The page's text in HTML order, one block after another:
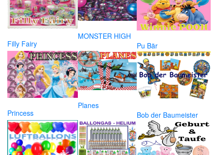
Filly Fairy
MONSTER HIGH
Pu Bär
Princess
Planes
Bob der Baumeister